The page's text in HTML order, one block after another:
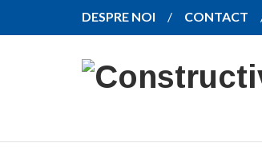
DESPRE NOI CONTACT